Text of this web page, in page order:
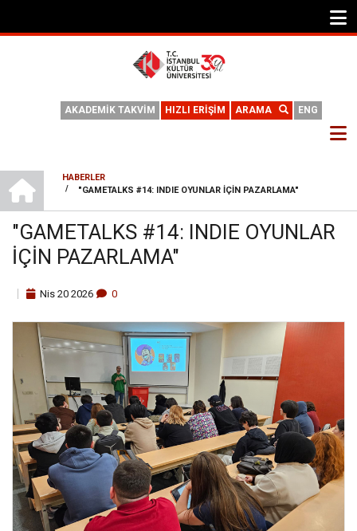
ENG
ARAMA
HIZLI ERİŞİM
AKADEMİK TAKVİM
SAYFA
YOLU
HABERLER
/ "GAMETALKS #14: INDIE OYUNLAR IÇIN PAZARLAMA"
"GAMETALKS #14: INDIE OYUNLAR
IÇIN PAZARLAMA"
Nis 20 2026 0